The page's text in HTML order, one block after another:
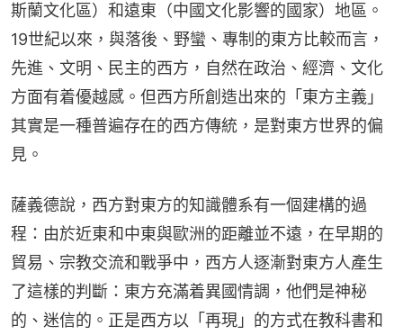
斯蘭文化區）和遠東（中國文化影響的國家）地區。
19世紀以來，與落後、野蠻、專制的東方比較而言，
先進、文明、民主的西方，自然在政治、經濟、文化
方面有着優越感。但西方所創造出來的「東方主義」
其實是一種普遍存在的西方傳統，是對東方世界的偏
見。
薩義德說，西方對東方的知識體系有一個建構的過
程：由於近東和中東與歐洲的距離並不遠，在早期的
貿易、宗教交流和戰爭中，西方人逐漸對東方人產生
了這樣的判斷：東方充滿着異國情調，他們是神秘
的、迷信的。正是西方以「再現」的方式在教科書和